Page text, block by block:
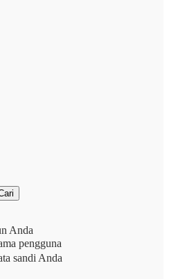
Anda
pengguna
sandi Anda